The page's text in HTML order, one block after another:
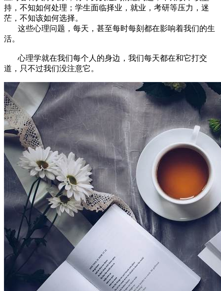
持，不知如何处理；学生面临择业，就业，考研等压力，迷
茫，不知该如何选择。
这些心理问题，每天，甚至每时每刻都在影响着我们的生
活。
心理学就在我们每个人的身边，我们每天都在和它打交
道，只不过我们没注意它。